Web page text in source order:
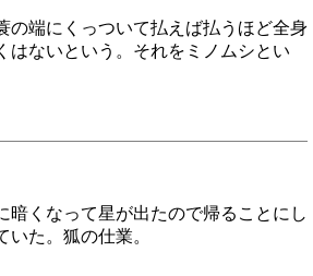
の端にくっついて払えば払うほど全身
はないという。それをミノムシとい
暗くなって星が出たので帰ることにし
た。狐の仕業。